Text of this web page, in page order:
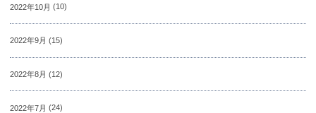
2022年10月 (10)
2022年9月 (15)
2022年8月 (12)
2022年7月 (24)